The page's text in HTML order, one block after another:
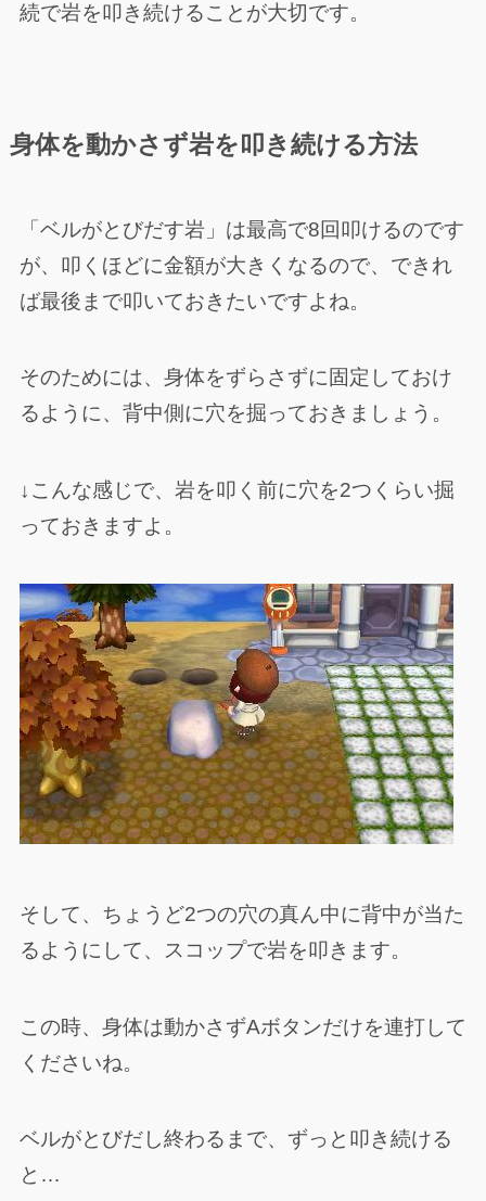
続で岩を叩き続けることが大切です。
身体を動かさず岩を叩き続ける方法
「ベルがとびだす岩」は最高で8回叩けるのです
が、叩くほどに金額が大きくなるので、できれ
ば最後まで叩いておきたいですよね。
そのためには、身体をずらさずに固定しておけ
るように、背中側に穴を掘っておきましょう。
↓こんな感じで、岩を叩く前に穴を2つくらい掘
っておきますよ。
そして、ちょうど2つの穴の真ん中に背中が当た
るようにして、スコップで岩を叩きます。
この時、身体は動かさずAボタンだけを連打して
くださいね。
ベルがとびだし終わるまで、ずっと叩き続ける
と…